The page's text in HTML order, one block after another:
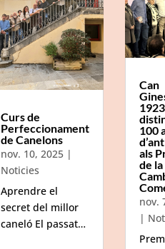
Curs de
Perfeccionament
de Canelons
nov. 10, 2025|
Noticies
Aprendre el
secret del millor
caneló El passat…
Can
100
als
de la
nov.
|